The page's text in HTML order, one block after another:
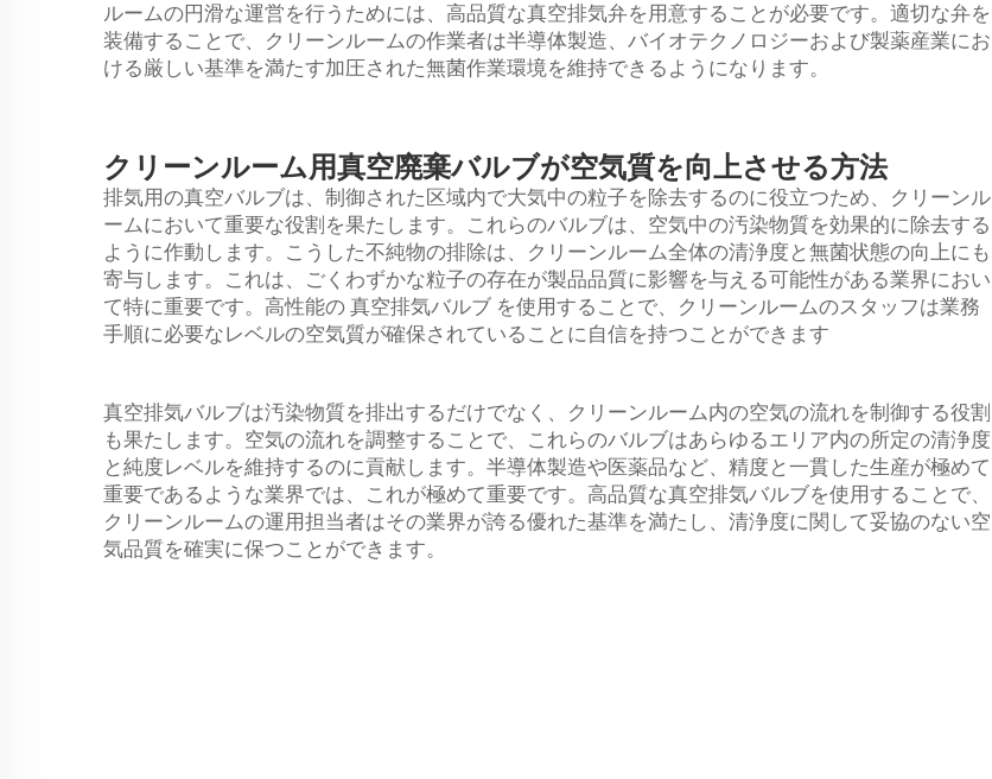
ルームの円滑な運営を行うためには、高品質な真空排気弁を用意することが必要です。適切な弁を
装備することで、クリーンルームの作業者は半導体製造、バイオテクノロジーおよび製薬産業にお
ける厳しい基準を満たす加圧された無菌作業環境を維持できるようになります。
クリーンルーム用真空廃棄バルブが空気質を向上させる方法
排気用の真空バルブは、制御された区域内で大気中の粒子を除去するのに役立つため、クリーンル
ームにおいて重要な役割を果たします。これらのバルブは、空気中の汚染物質を効果的に除去する
ように作動します。こうした不純物の排除は、クリーンルーム全体の清浄度と無菌状態の向上にも
寄与します。これは、ごくわずかな粒子の存在が製品品質に影響を与える可能性がある業界におい
て特に重要です。高性能の 真空排気バルブ を使用することで、クリーンルームのスタッフは業務
手順に必要なレベルの空気質が確保されていることに自信を持つことができます
真空排気バルブは汚染物質を排出するだけでなく、クリーンルーム内の空気の流れを制御する役割
も果たします。空気の流れを調整することで、これらのバルブはあらゆるエリア内の所定の清浄度
と純度レベルを維持するのに貢献します。半導体製造や医薬品など、精度と一貫した生産が極めて
重要であるような業界では、これが極めて重要です。高品質な真空排気バルブを使用することで、
クリーンルームの運用担当者はその業界が誇る優れた基準を満たし、清浄度に関して妥協のない空
気品質を確実に保つことができます。